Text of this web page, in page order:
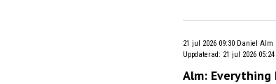
21 jul 2026 09:30 Daniel Alm
Uppdaterad: 21 jul 2026 05:24
Alm: Everything